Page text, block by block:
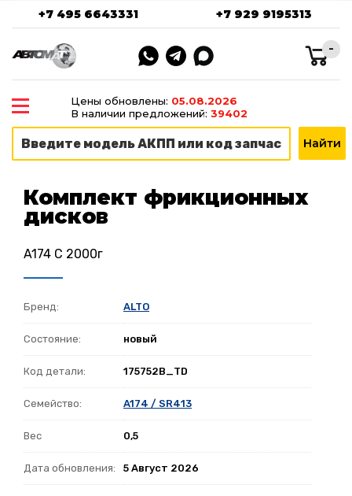
+7 495 6643331 +7 929 9195313
-
Цены обновлены: 05.08.2026
В наличии предложений: 39402
Комплект фрикционных
дисков
A174 С 2000г
Бренд: ALTO
Состояние: новый
Код детали: 175752B_TD
Семейство: A174 / SR413
Вес 0,5
Дата обновления: 5 Август 2026